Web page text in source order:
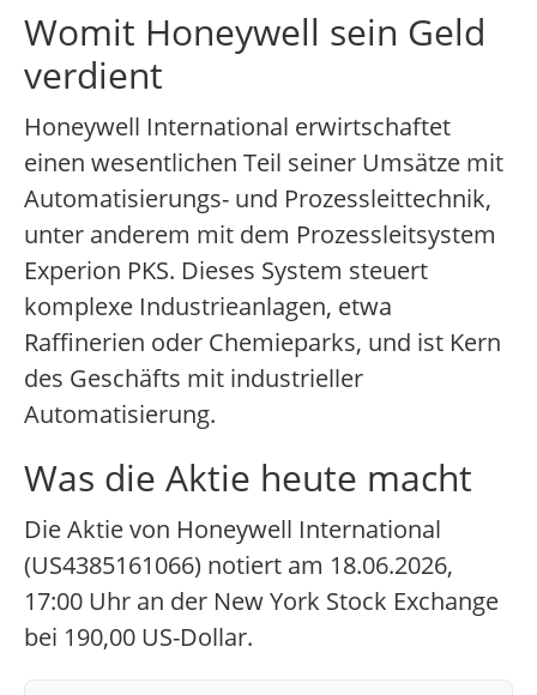
Womit Honeywell sein Geld
verdient
Honeywell International erwirtschaftet
einen wesentlichen Teil seiner Umsätze mit
Automatisierungs- und Prozessleittechnik,
unter anderem mit dem Prozessleitsystem
Experion PKS. Dieses System steuert
komplexe Industrieanlagen, etwa
Raffinerien oder Chemieparks, und ist Kern
des Geschäfts mit industrieller
Automatisierung.
Was die Aktie heute macht
Die Aktie von Honeywell International
(US4385161066) notiert am 18.06.2026,
17:00 Uhr an der New York Stock Exchange
bei 190,00 US-Dollar.